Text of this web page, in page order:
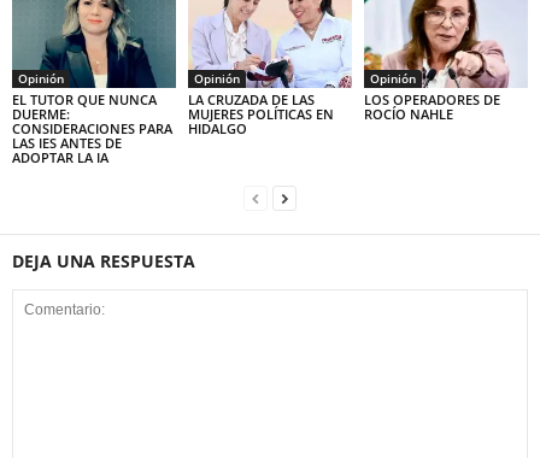
Opinión
EL TUTOR QUE NUNCA
DUERME:
CONSIDERACIONES PARA
LAS IES ANTES DE
ADOPTAR LA IA
Opinión
LA CRUZADA DE LAS
MUJERES POLÍTICAS EN
HIDALGO
Opinión
LOS OPERADORES DE
ROCÍO NAHLE
DEJA UNA RESPUESTA